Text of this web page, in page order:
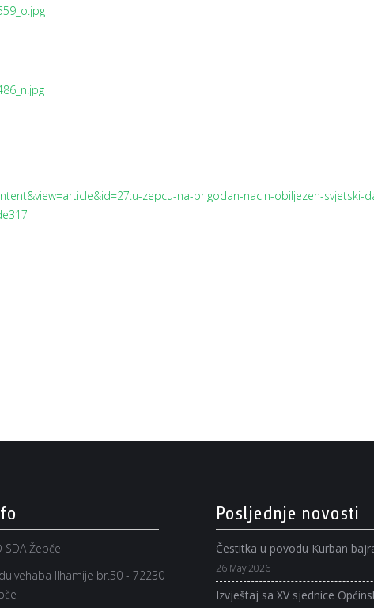
zepcu-na-prigodan-nacin-obiljezen-svjetski-
SDA Žepče
Ilhamije br.50 - 72230
Posljednje novosti
Čestitka u povodu Kurban
26 May 2026
Izvještaj sa XV sjednice